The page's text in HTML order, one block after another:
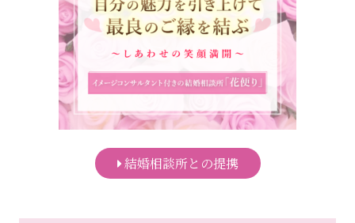
結婚相談所との提携